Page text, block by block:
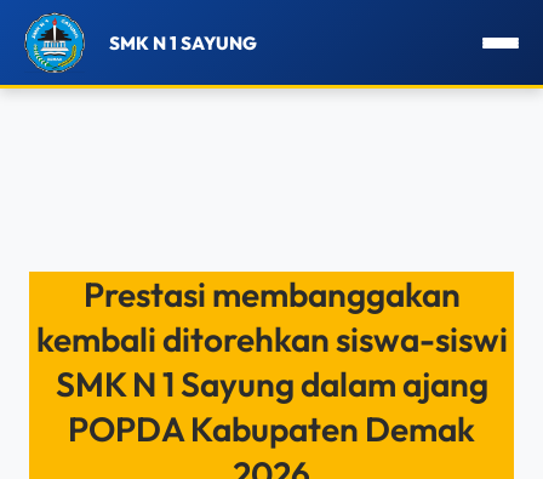
SMK N 1 SAYUNG
Prestasi membanggakan
kembali ditorehkan siswa-siswi
SMK N 1 Sayung dalam ajang
POPDA Kabupaten Demak